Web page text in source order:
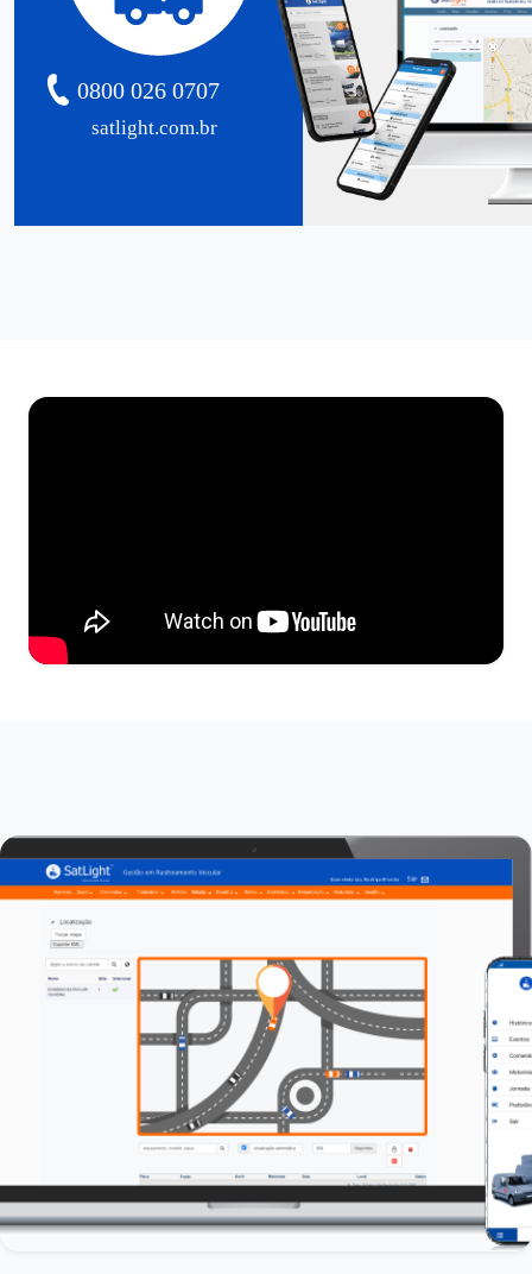
satlight.com.br
0800 026 0707